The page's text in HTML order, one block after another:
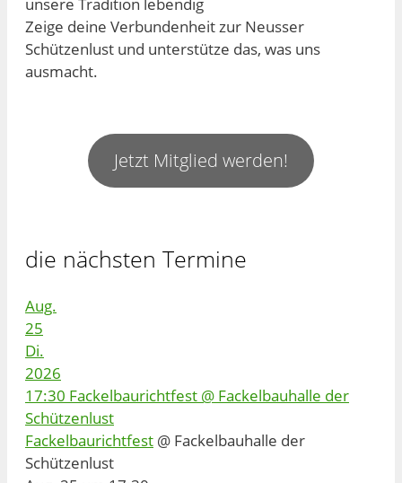
Zeige deine Verbundenheit zur Neusser
Schützenlust und unterstütze das, was uns
ausmacht.
Jetzt Mitglied werden!
die nächsten Termine
Aug.
25
Di.
2026
17:30 Fackelbaurichtfest @ Fackelbauhalle der
Schützenlust
Fackelbaurichtfest @ Fackelbauhalle der
Schützenlust